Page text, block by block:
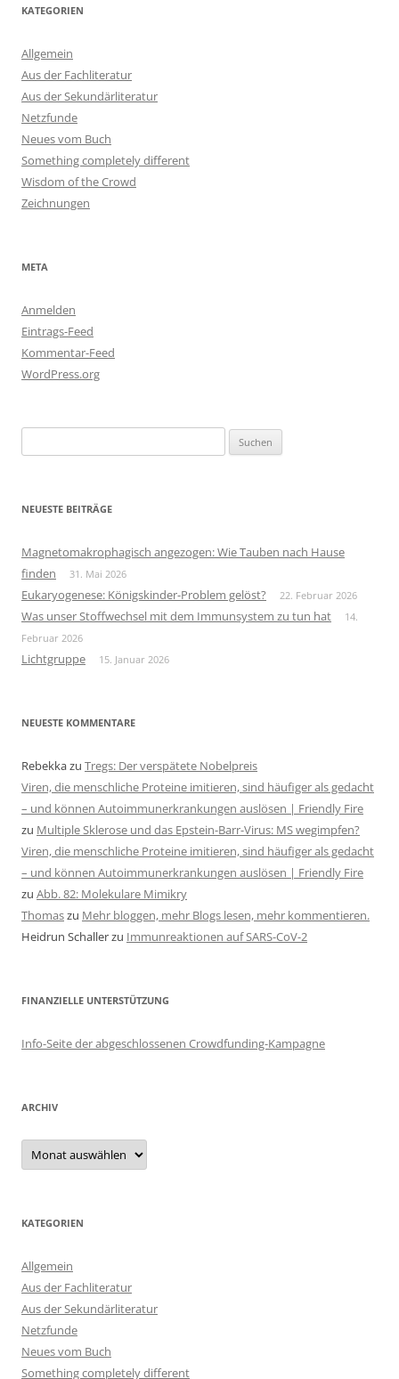
KATEGORIEN
Allgemein
Aus der Fachliteratur
Aus der Sekundärliteratur
Netzfunde
Neues vom Buch
Something completely different
Wisdom of the Crowd
Zeichnungen
META
Anmelden
Eintrags-Feed
Kommentar-Feed
WordPress.org
nach:
NEUESTE BEITRÄGE
Magnetomakrophagisch angezogen: Wie Tauben nach Hause
finden
31. Mai 2026
Eukaryogenese: Königskinder-Problem gelöst? 22. Februar 2026
Was unser Stoffwechsel mit dem Immunsystem zu tun hat
14.
Februar 2026
Lichtgruppe 15. Januar 2026
NEUESTE KOMMENTARE
Rebekkazu Tregs: Der verspätete Nobelpreis
Viren, die menschliche Proteine imitieren, sind häufiger als gedacht
– und können Autoimmunerkrankungen auslösen | Friendly Fire
zu Multiple Sklerose und das Epstein-Barr-Virus: MS wegimpfen?
Viren, die menschliche Proteine imitieren, sind häufiger als gedacht
– und können Autoimmunerkrankungen auslösen | Friendly Fire
zu Abb. 82: Molekulare Mimikry
Thomaszu Mehr bloggen, mehr Blogs lesen, mehr kommentieren.
Heidrun Schallerzu Immunreaktionen auf SARS-CoV-2
FINANZIELLE UNTERSTÜTZUNG
Info-Seite der abgeschlossenen Crowdfunding-Kampagne
ARCHIV
Archiv
KATEGORIEN
Allgemein
Aus der Fachliteratur
Aus der Sekundärliteratur
Netzfunde
Neues vom Buch
Something completely different